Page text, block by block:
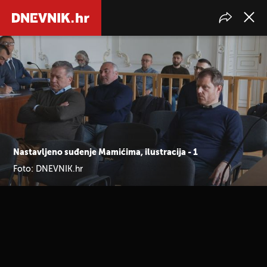
Nastavljeno suđenje Mamićima, ilustracija - 1
Foto: DNEVNIK.hr